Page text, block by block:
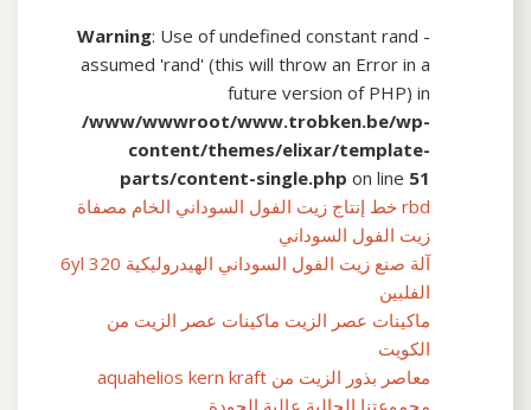
Warning: Use of undefined constant rand -
assumed 'rand' (this will throw an Error in a
future version of PHP) in
/www/wwwroot/www.trobken.be/wp-
content/themes/elixar/template-
parts/content-single.php on line 51
rbd خط إنتاج زيت الفول السوداني الخام مصفاة
زيت الفول السوداني
آلة صنع زيت الفول السوداني الهيدروليكية 6yl 320
الفلبين
ماكينات عصر الزيت ماكينات عصر الزيت من
الكويت
معاصر بذور الزيت من aquahelios kern kraft
مجموعتنا الحالية عالية الجودة